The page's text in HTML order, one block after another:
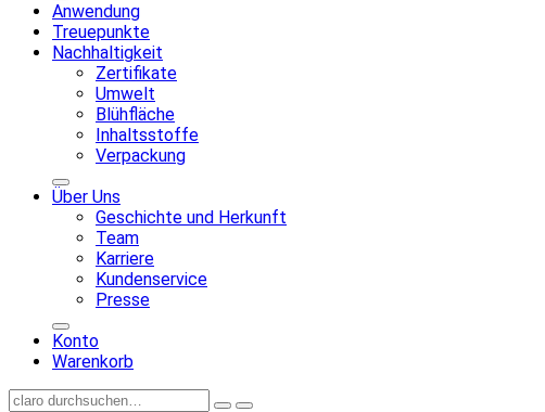
Anwendung
Treuepunkte
Nachhaltigkeit
Zertifikate
Umwelt
Blühfläche
Inhaltsstoffe
Verpackung
Über Uns
Geschichte und Herkunft
Team
Karriere
Kundenservice
Presse
Konto
Warenkorb